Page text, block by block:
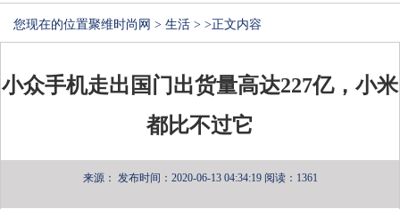
您现在的位置聚维时尚网 > 生活 > >正文内容
小众手机走出国门出货量高达227亿，小米
都比不过它
来源： 发布时间：2020-06-13 04:34:19 阅读：1361